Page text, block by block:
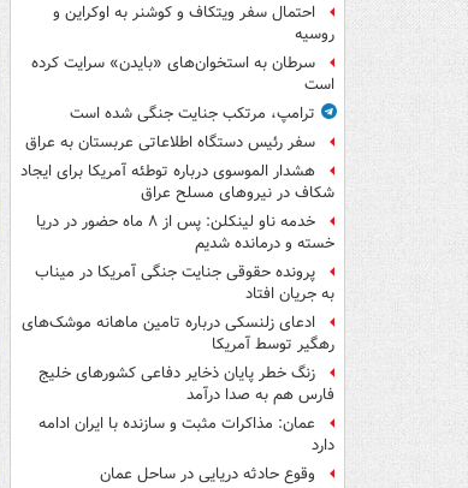
احتمال سفر ویتکاف و کوشنر به اوکراین و
روسیه
سرطان به استخوان‌های «بایدن» سرایت کرده
است
ترامپ، مرتکب جنایت جنگی شده است
سفر رئیس دستگاه اطلاعاتی عربستان به عراق
هشدار الموسوی درباره توطئه آمریکا برای ایجاد
شکاف در نیروهای مسلح عراق
خدمه ناو لینکلن: پس از ۸ ماه حضور در دریا
خسته و درمانده‌ شدیم
پرونده حقوقی جنایت جنگی آمریکا در میناب
به جریان افتاد
ادعای زلنسکی درباره تامین ماهانه موشک‌های
رهگیر توسط آمریکا
زنگ خطر پایان ذخایر دفاعی کشورهای خلیج
فارس هم به صدا درآمد
عمان: مذاکرات مثبت و سازنده با ایران ادامه
دارد
وقوع حادثه دریایی در ساحل عمان